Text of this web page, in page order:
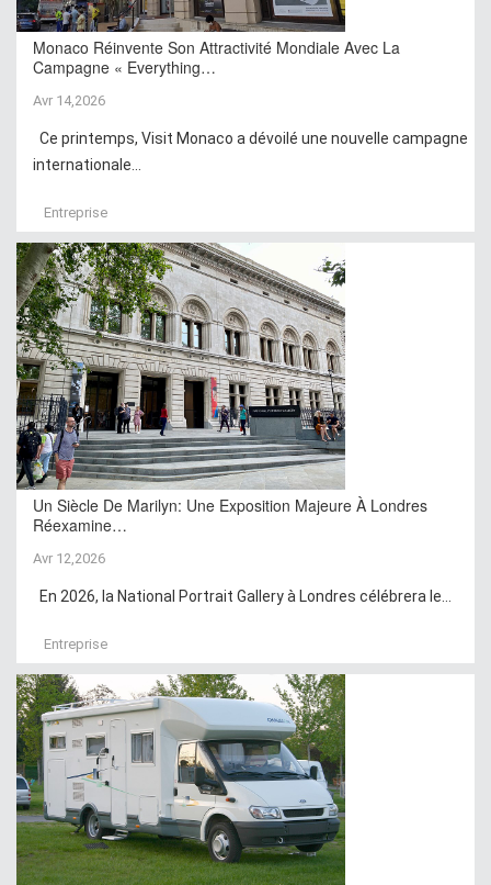
Monaco Réinvente Son Attractivité Mondiale Avec La
Campagne « Everything…
Avr 14,2026
Ce printemps, Visit Monaco a dévoilé une nouvelle campagne
internationale...
Entreprise
Un Siècle De Marilyn: Une Exposition Majeure À Londres
Réexamine…
Avr 12,2026
En 2026, la National Portrait Gallery à Londres célébrera le...
Entreprise